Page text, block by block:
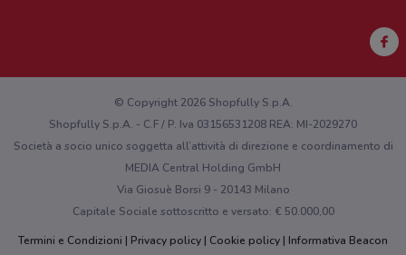
Hai un malfunzionamento sul web o sull'app?
© Copyright 2026 Shopfully S.p.A.
Shopfully S.p.A. - C.F / P. Iva 03156531208 REA: MI-2029270
Società a socio unico soggetta all’attività di direzione e coordinamento di
MEDIA Central Holding GmbH
Via Giosuè Borsi 9 - 20143 Milano
Capitale Sociale sottoscritto e versato: € 50.000,00
Termini e Condizioni
Privacy policy Cookie policy
Informativa Beacon